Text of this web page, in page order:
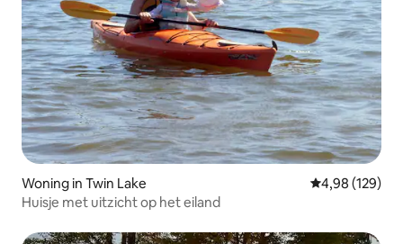
Woning in Twin Lake Gemiddelde
4,98 (129)
Huisje met uitzicht op het eiland